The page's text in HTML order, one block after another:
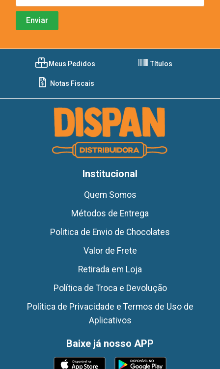
Meus Pedidos Títulos
Notas Fiscais
Institucional
Quem Somos
Métodos de Entrega
Politica de Envio de Chocolates
Valor de Frete
Retirada em Loja
Política de Troca e Devolução
Política de Privacidade e Termos de Uso de
Aplicativos
Baixe já nosso APP